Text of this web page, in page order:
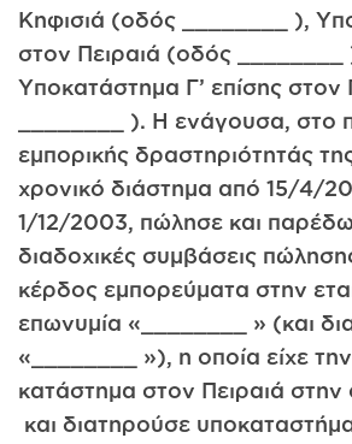
Κηφισιά (οδός ________ ),
στον Πειραιά (οδός ________
Υποκατάστημα Γ’ επίσης στον
________ ). Η ενάγουσα, στο
εμπορικής δραστηριότητάς
χρονικό διάστημα από 15/4/
1/12/2003, πώλησε και
διαδοχικές συμβάσεις
κέρδος εμπορεύματα στην
επωνυμία «________ » (και
«________ »), η οποία είχε
κατάστημα στον Πειραιά στην
και διατηρούσε